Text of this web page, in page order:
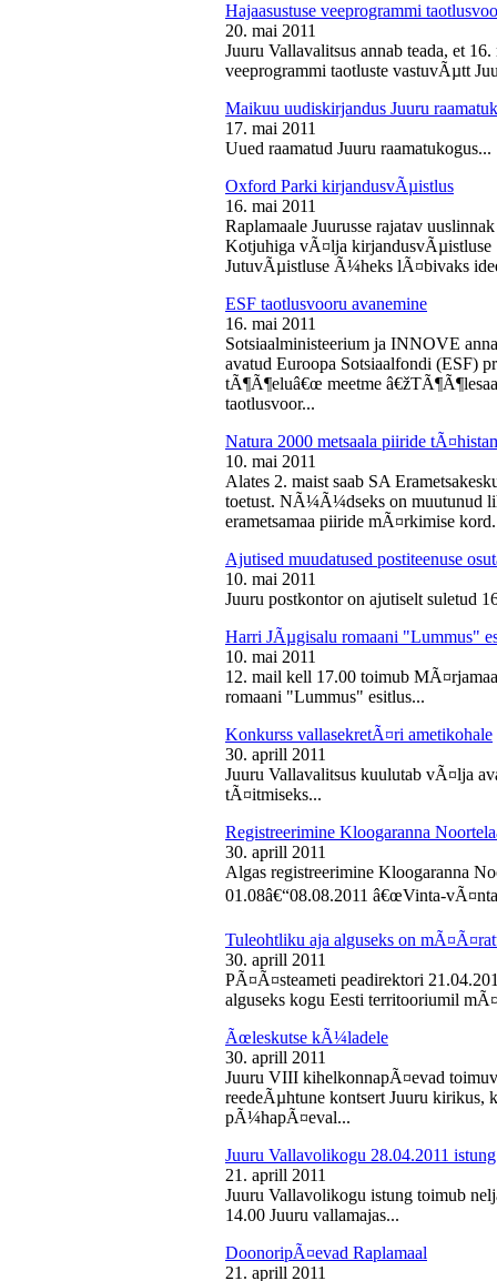
Hajaasustuse veeprogrammi
20. mai 2011
Juuru Vallavalitsus annab teada, et
veeprogrammi taotluste vastuvÃµtt
Maikuu uudiskirjandus Juuru
17. mai 2011
Uued raamatud Juuru raamatukogus...
Oxford Parki kirjandusvÃµistlus
16. mai 2011
Raplamaale Juurusse rajatav
Kotjuhiga vÃ¤lja
JutuvÃµistluse Ã¼heks lÃ¤bivaks
ESF taotlusvooru avanemine
16. mai 2011
Sotsiaalministeerium ja INNOVE
avatud Euroopa Sotsiaalfondi (ESF)
tÃ¶Ã¶eluâ€œ meetme
taotlusvoor...
Natura 2000 metsaala piiride
10. mai 2011
Alates 2. maist saab SA
toetust. NÃ¼Ã¼dseks on muutunud
erametsamaa piiride mÃ¤rkimise
Ajutised muudatused postiteenuse
10. mai 2011
Juuru postkontor on ajutiselt suletud
Harri JÃµgisalu romaani "Lummus"
10. mai 2011
12. mail kell 17.00 toimub
romaani "Lummus" esitlus...
Konkurss vallasekretÃ¤ri ametikohale
30. aprill 2011
Juuru Vallavalitsus kuulutab vÃ¤lja
tÃ¤itmiseks...
Registreerimine Kloogaranna
30. aprill 2011
Algas registreerimine Kloogaranna
01.08â€“08.08.2011 â€œVinta-
Tuleohtliku aja alguseks on
30. aprill 2011
PÃ¤Ã¤steameti peadirektori
alguseks kogu Eesti territooriumil
Ãœleskutse kÃ¼ladele
30. aprill 2011
Juuru VIII kihelkonnapÃ¤evad
reedeÃµhtune kontsert Juuru
pÃ¼hapÃ¤eval...
Juuru Vallavolikogu 28.04.2011 istung
21. aprill 2011
Juuru Vallavolikogu istung toimub
14.00 Juuru vallamajas...
DoonoripÃ¤evad Raplamaal
21. aprill 2011